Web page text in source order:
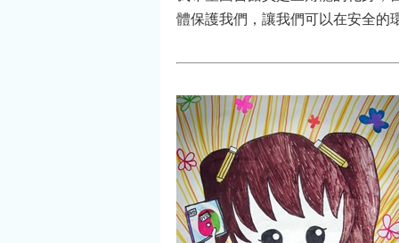
體保護我們，讓我們可以在安全的